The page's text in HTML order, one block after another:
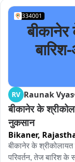
334001
RV Raunak Vyas
बीकानेर के
नुकसान
Bikaner,
बीकानेर के
परिवर्तन, तेज बारिश